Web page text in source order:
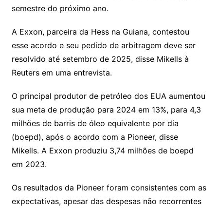
semestre do próximo ano.
A Exxon, parceira da Hess na Guiana, contestou
esse acordo e seu pedido de arbitragem deve ser
resolvido até setembro de 2025, disse Mikells à
Reuters em uma entrevista.
O principal produtor de petróleo dos EUA aumentou
sua meta de produção para 2024 em 13%, para 4,3
milhões de barris de óleo equivalente por dia
(boepd), após o acordo com a Pioneer, disse
Mikells. A Exxon produziu 3,74 milhões de boepd
em 2023.
Os resultados da Pioneer foram consistentes com as
expectativas, apesar das despesas não recorrentes